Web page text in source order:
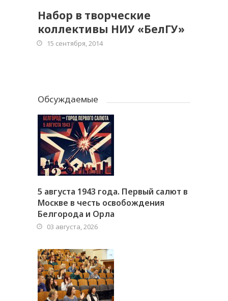
Набор в творческие
коллективы НИУ «БелГУ»
15 сентября, 2014
Обсуждаемые
5 августа 1943 года. Первый салют в
Москве в честь освобождения
Белгорода и Орла
03 августа, 2026